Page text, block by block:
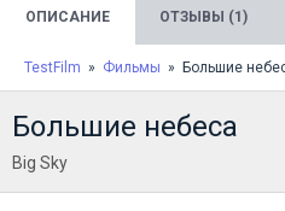
ОПИСАНИЕ ОТЗЫВЫ (1)
TestFilm » Фильмы » Большие
Большие небеса
Big Sky